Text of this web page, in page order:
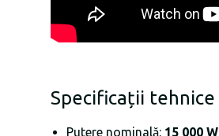
Specificații tehnice
Putere nominală: 15 000 W